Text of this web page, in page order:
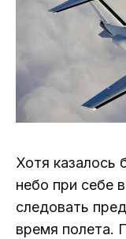
Хотя казалось
небо при себе
следовать
время полета.